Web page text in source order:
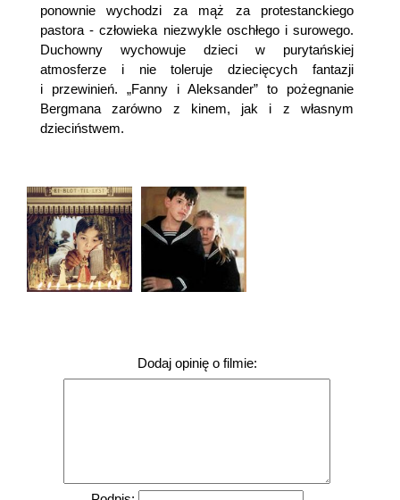
ponownie wychodzi za mąż za protestanckiego
pastora - człowieka niezwykle oschłego i surowego.
Duchowny wychowuje dzieci w purytańskiej
atmosferze i nie toleruje dziecięcych fantazji
i przewinień. „Fanny i Aleksander” to pożegnanie
Bergmana zarówno z kinem, jak i z własnym
dzieciństwem.
Dodaj opinię o filmie: